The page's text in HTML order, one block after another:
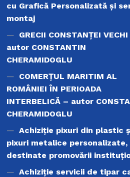
cu Grafică Personalizată și
montaj
GRECII CONSTANȚEI
autor CONSTANTIN
CHERAMIDOGLU
COMERŢUL MARITIM AL
ROMÂNIEI ÎN PERIOADA
INTERBELICĂ – autor
CHERAMIDOGLU
Achiziţie pixuri din plastic
pixuri metalice personalizate,
destinate promovării
Achiziție servicii de tipar